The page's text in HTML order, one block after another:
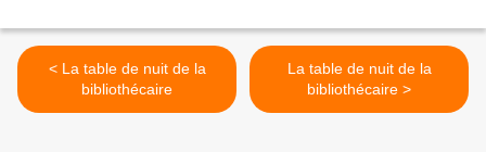
< La table de nuit de la
bibliothécaire
La table de nuit de la
bibliothécaire >